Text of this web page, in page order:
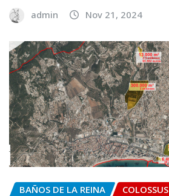
admin Nov 21, 2024
BAÑOS DE LA REINA COLOSSUS